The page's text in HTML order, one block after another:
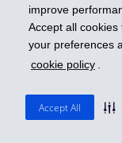
improve
Accept all
your preferences
cookie policy .
Accept All